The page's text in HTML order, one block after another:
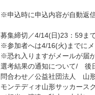
※申込時に申込内容が自動返
募集締切／4/14(日)23：59ま
※参加者へは4/16(火)までに
※恐れ入りますがメールが届
選考結果の通知について/ 後
問合わせ／公益社団法人 山
モンテディオ山形サッカース